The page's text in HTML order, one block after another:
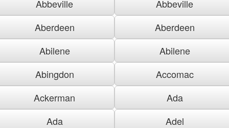
Abbeville
Abbeville
Aberdeen
Aberdeen
Abilene
Abilene
Abingdon
Accomac
Ackerman
Ada
Ada
Adel